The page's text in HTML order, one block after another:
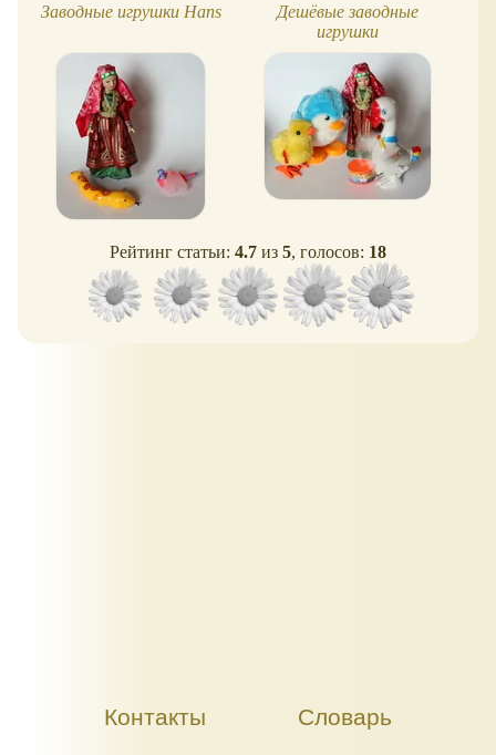
Заводные игрушки Hans
Дешёвые заводные
игрушки
Рейтинг статьи: 4.7 из 5, голосов: 18
Контакты Словарь